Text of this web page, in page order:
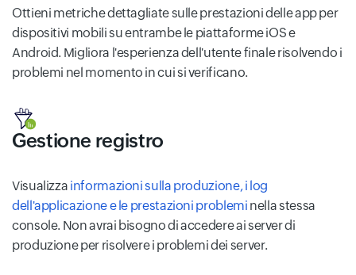
Ottieni metriche dettagliate sulle prestazioni delle app per
dispositivi mobili su entrambe le piattaforme iOS e
Android. Migliora l'esperienza dell'utente finale risolvendo i
problemi nel momento in cui si verificano.
Gestione registro
Visualizza informazioni sulla produzione, i log
dell'applicazione e le prestazioni problemi nella stessa
console. Non avrai bisogno di accedere ai server di
produzione per risolvere i problemi dei server.